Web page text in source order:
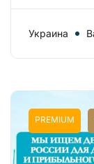
Украина
PREMIUM